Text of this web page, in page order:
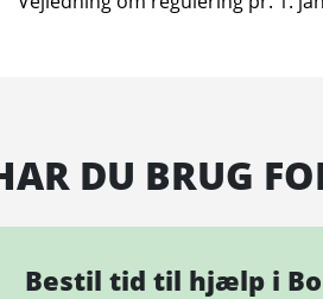
DU BRUG
Bestil tid til hjælp i